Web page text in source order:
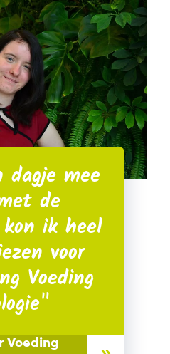
dagje mee
de
ik heel
voor
Voeding
Voeding